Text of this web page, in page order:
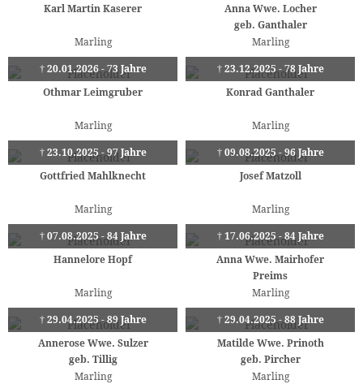
Karl Martin Kaserer
Marling
Anna Wwe. Locher
geb. Ganthaler
Marling
† 20.01.2026 - 73 Jahre
Othmar Leimgruber
Marling
† 23.12.2025 - 78 Jahre
Konrad Ganthaler
Marling
† 23.10.2025 - 97 Jahre
Gottfried Mahlknecht
Marling
† 09.08.2025 - 96 Jahre
Josef Matzoll
Marling
† 07.08.2025 - 84 Jahre
Hannelore Hopf
Marling
† 17.06.2025 - 84 Jahre
Anna Wwe. Mairhofer
Preims
Marling
† 29.04.2025 - 89 Jahre
Annerose Wwe. Sulzer
geb. Tillig
Marling
† 29.04.2025 - 88 Jahre
Matilde Wwe. Prinoth
geb. Pircher
Marling